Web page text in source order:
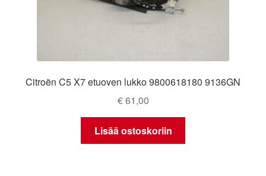
Citroën C5 X7 etuoven lukko 9800618180 9136GN
€61,00
Lisää ostoskoriin